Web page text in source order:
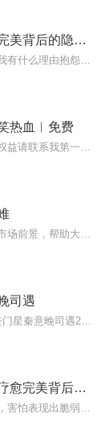
我很好，可是我不快乐（疗愈完美背后的隐性抑郁）
热血︱免费
司遇
《我很好，可是我不快乐》｜疗愈完美背后的隐性抑郁